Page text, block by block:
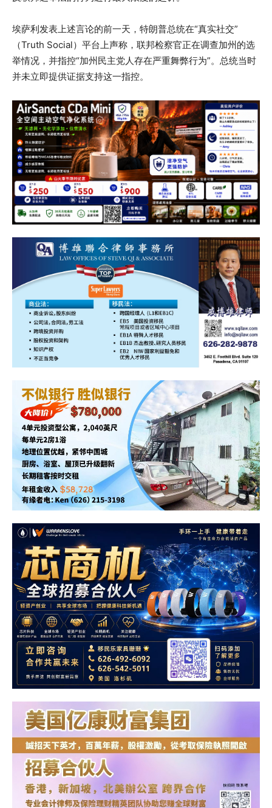
埃萨利发表上述言论的前一天，特朗普总统在“真实社交”
（Truth Social）平台上声称，联邦检察官正在调查加州的选
举情况，并指控“加州民主党人存在严重舞弊行为”。总统当时
并未立即提供证据支持这一指控。